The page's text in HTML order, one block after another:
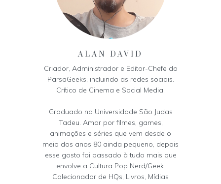
ALAN DAVID
Criador, Administrador e Editor-Chefe do
ParsaGeeks, incluindo as redes sociais.
Crítico de Cinema e Social Media.
Graduado na Universidade São Judas
Tadeu. Amor por filmes, games,
animações e séries que vem desde o
meio dos anos 80 ainda pequeno, depois
esse gosto foi passado à tudo mais que
envolve a Cultura Pop Nerd/Geek.
Colecionador de HQs, Livros, Mídias